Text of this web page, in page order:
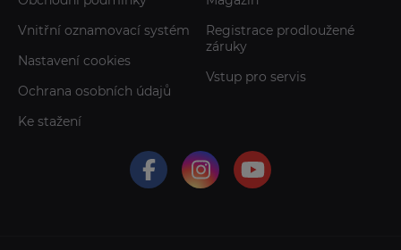
Vnitřní oznamovací systém
Nastavení cookies
Ochrana osobních údajů
Ke stažení
Registrace prodloužené
záruky
Vstup pro servis